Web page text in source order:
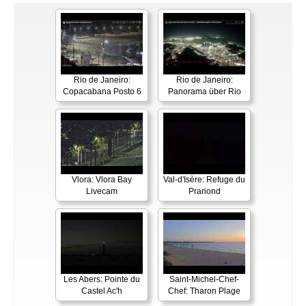
Rio de Janeiro:
Copacabana Posto 6
Rio de Janeiro:
Panorama über Rio
Vlora: Vlora Bay
Livecam
Val-d'Isère: Refuge du
Prariond
Les Abers: Pointe du
Castel Ac'h
Saint-Michel-Chef-
Chef: Tharon Plage